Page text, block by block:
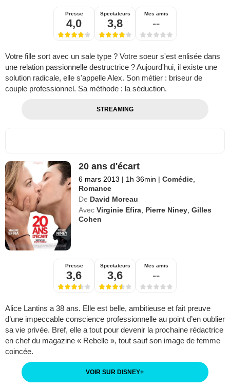
Presse
4,0
Spectateurs
3,8
Mes amis
--
Votre fille sort avec un sale type ? Votre soeur s'est enlisée dans
une relation passionnelle destructrice ? Aujourd'hui, il existe une
solution radicale, elle s'appelle Alex. Son métier : briseur de
couple professionnel. Sa méthode : la séduction.
STREAMING
20 ans d'écart
6 mars 2013 | 1h 36min | Comédie,
Romance
De David Moreau
Avec Virginie Efira, Pierre Niney,Gilles
Cohen
Presse
3,6
Spectateurs
3,6
Mes amis
--
Alice Lantins a 38 ans. Elle est belle, ambitieuse et fait preuve
d’une impeccable conscience professionnelle au point d’en oublier
sa vie privée. Bref, elle a tout pour devenir la prochaine rédactrice
en chef du magazine « Rebelle », tout sauf son image de femme
coincée.
VOIR SUR DISNEY+